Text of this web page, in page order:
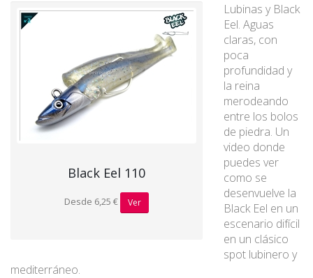
Black Eel 110
Desde 6,25 € Ver
Lubinas y Black
Eel. Aguas
claras, con
poca
profundidad y
la reina
merodeando
entre los bolos
de piedra. Un
video donde
puedes ver
como se
desenvuelve la
Black Eel en un
escenario difícil
en un clásico
spot lubinero y
mediterráneo.